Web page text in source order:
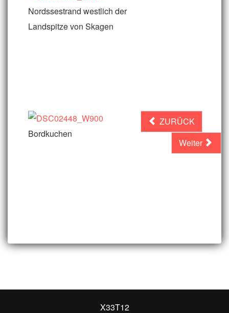
Nordssestrand westlich der
Landspitze von Skagen
Bordkuchen
ZURÜCK
Weiter
X33T12